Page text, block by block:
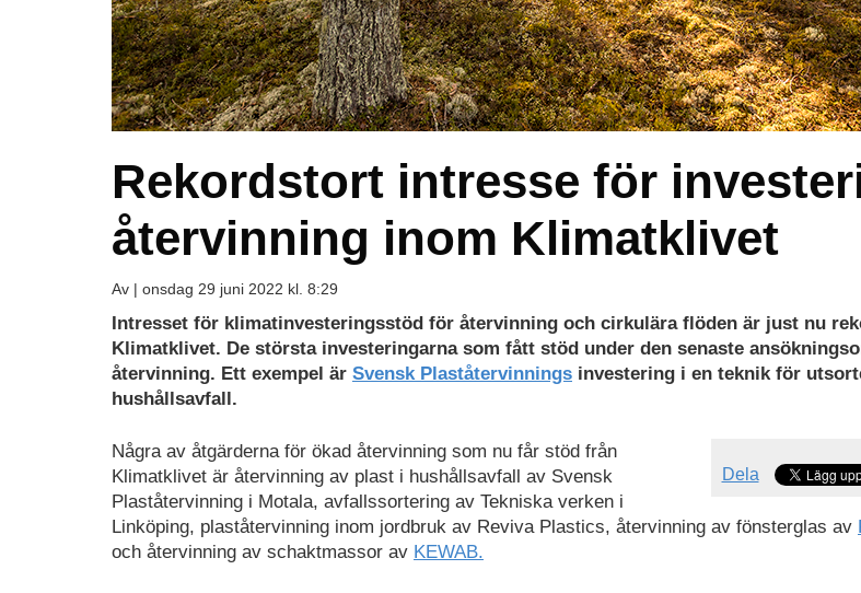
Rekordstort intresse för
återvinning inom Klimatklivet
Av | onsdag 29 juni 2022 kl. 8:29
Intresset för klimatinvesteringsstöd för återvinning och cirkulära flöden är just nu
Klimatklivet. De största investeringarna som fått stöd under den senaste
återvinning. Ett exempel är Svensk Plaståtervinnings investering i en teknik för
hushållsavfall.
Dela
Några av åtgärderna för ökad återvinning som nu får stöd från
Klimatklivet är återvinning av plast i hushållsavfall av Svensk
Plaståtervinning i Motala, avfallssortering av Tekniska verken i
Linköping, plaståtervinning inom jordbruk av Reviva Plastics, återvinning av fönsterglas av
och återvinning av schaktmassor av KEWAB.